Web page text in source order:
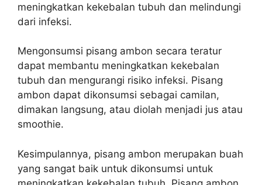
meningkatkan kekebalan tubuh dan melindungi
dari infeksi.
Mengonsumsi pisang ambon secara teratur
dapat membantu meningkatkan kekebalan
tubuh dan mengurangi risiko infeksi. Pisang
ambon dapat dikonsumsi sebagai camilan,
dimakan langsung, atau diolah menjadi jus atau
smoothie.
Kesimpulannya, pisang ambon merupakan buah
yang sangat baik untuk dikonsumsi untuk